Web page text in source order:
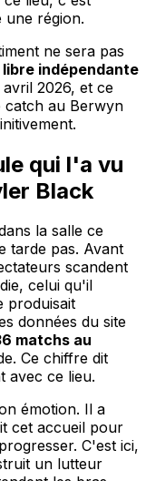
région.
ne sera pas
indépendante
2026, et ce
catch au Berwyn
qui l'a vu
Black
la salle ce
tarde pas. Avant
scandent
celui qu'il
produisait
données du site
matchs au
Ce chiffre dit
avec ce lieu.
émotion. Il a
cet accueil pour
C'est ici,
un lutteur